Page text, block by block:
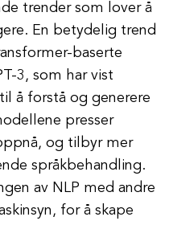
trender som lover å
En betydelig trend
baserte
3, som har vist
å forstå og generere
presser
og tilbyr mer
språkbehandling.
av NLP med andre
for å skape